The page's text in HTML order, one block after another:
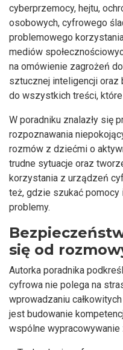
cyberprzemocy, hejtu,
osobowych, cyfrowego
problemowego
mediów
na omówienie zagrożeń
sztucznej inteligencji
do wszystkich treści,
W poradniku znalazły się
rozpoznawania
rozmów z dziećmi o
trudne sytuacje oraz
korzystania z urządzeń
też, gdzie szukać
problemy.
się od
Autorka poradnika
cyfrowa nie polega na
wprowadzaniu
jest budowanie
wspólne